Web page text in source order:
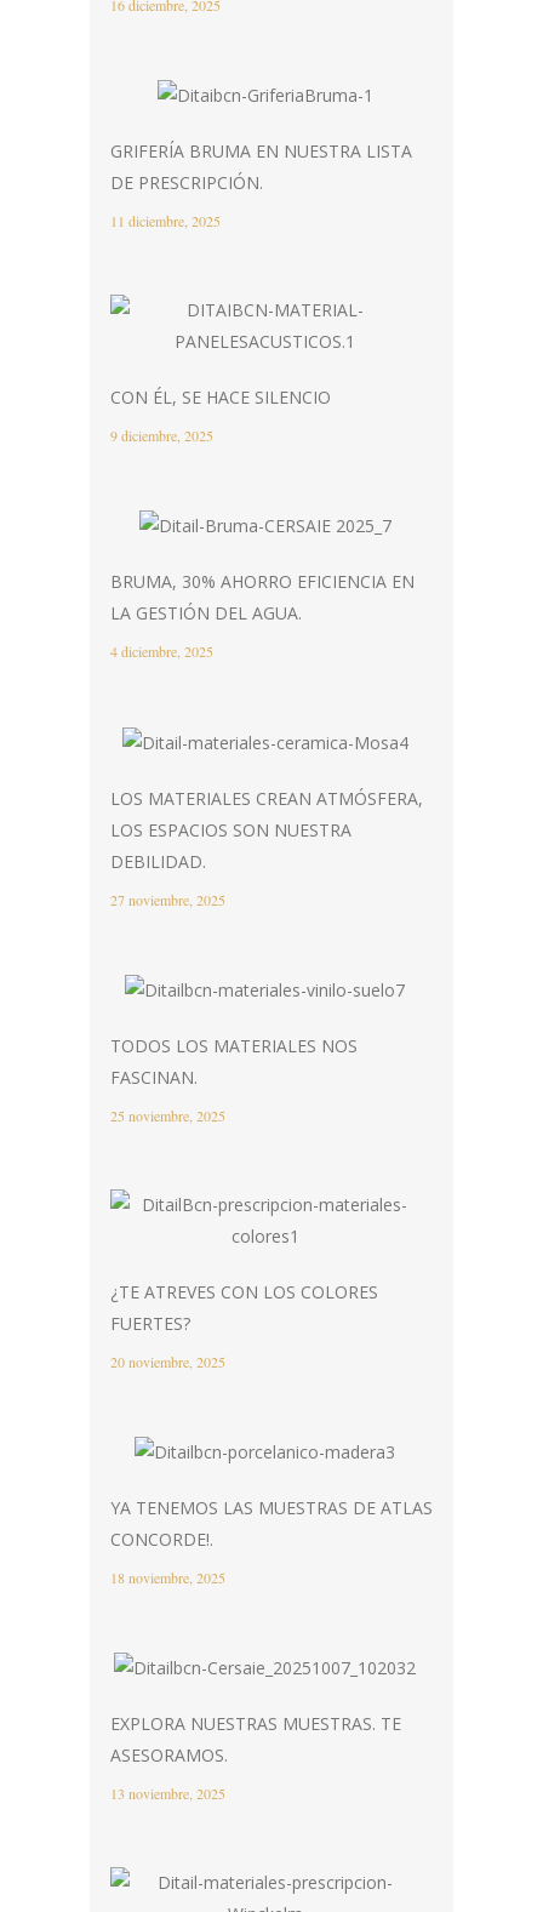
16 diciembre, 2025
GRIFERÍA BRUMA EN NUESTRA LISTA
DE PRESCRIPCIÓN.
11 diciembre, 2025
CON ÉL, SE HACE SILENCIO
9 diciembre, 2025
BRUMA, 30% AHORRO EFICIENCIA EN
LA GESTIÓN DEL AGUA.
4 diciembre, 2025
LOS MATERIALES CREAN ATMÓSFERA,
LOS ESPACIOS SON NUESTRA
DEBILIDAD.
27 noviembre, 2025
TODOS LOS MATERIALES NOS
FASCINAN.
25 noviembre, 2025
¿TE ATREVES CON LOS COLORES
FUERTES?
20 noviembre, 2025
YA TENEMOS LAS MUESTRAS DE ATLAS
CONCORDE!.
18 noviembre, 2025
EXPLORA NUESTRAS MUESTRAS. TE
ASESORAMOS.
13 noviembre, 2025